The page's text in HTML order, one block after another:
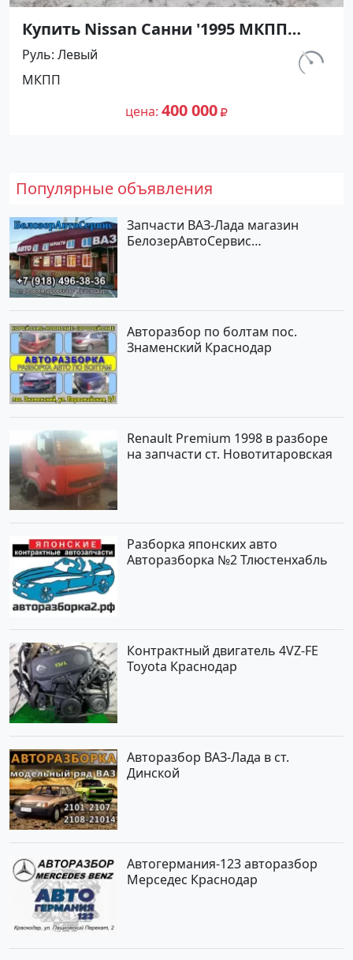
Купить Nissan Санни '1995 МКПП
(1400/90 л.с.) Бензин карбюратор
Абинск цвет Серебристый Седан по
цене 400000 рублей, объявление
№27476 на сайте Авторынок23
км.
Руль Левый
МКПП
цена 400 000
Популярные объявления
Запчасти ВАЗ-Лада магазин
БелозерАвтоСервис
Авторазбор по болтам пос.
Знаменский Краснодар
Renault Premium 1998 в разборе
на запчасти ст. Новотитаровская
Разборка японских авто
Авторазборка №2 Тлюстенхабль
Контрактный двигатель 4VZ-FE
Toyota Краснодар
Авторазбор ВАЗ-Лада в ст.
Динской
Автогермания-123 авторазбор
Мерседес Краснодар